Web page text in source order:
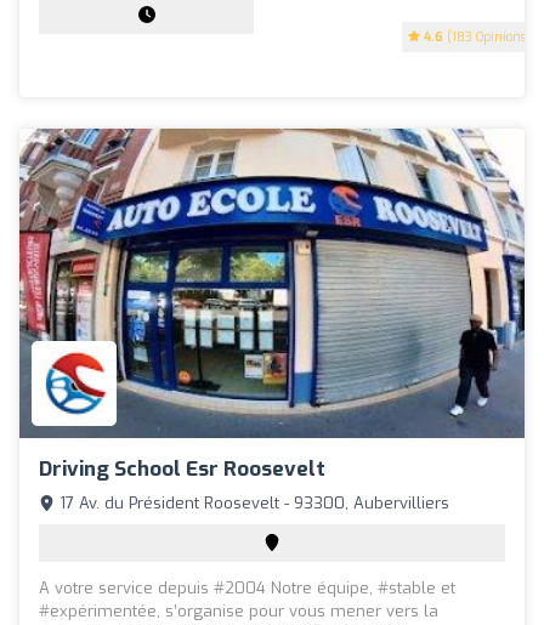
4.6 (183 Opinions)
Driving School Esr Roosevelt
17 Av. du Président Roosevelt - 93300, Aubervilliers
A votre service depuis #2004 Notre équipe, #stable et
#expérimentée, s’organise pour vous mener vers la